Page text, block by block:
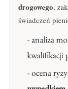
drogowego,
świadczeń
- analiza
kwalifikacji
- ocena